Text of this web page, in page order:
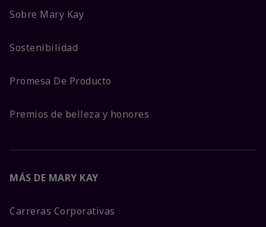
Sobre Mary Kay
Sostenibilidad
Promesa De Producto
Premios de belleza y honores
MÁS DE MARY KAY
Carreras Corporativas